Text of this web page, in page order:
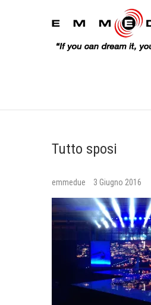
Tutto sposi
emmedue 3 Giugno 2016